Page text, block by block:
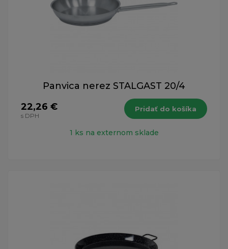
Panvica nerez STALGAST 20/4
22,26 €
s DPH
Pridať do košíka
1 ks na externom sklade